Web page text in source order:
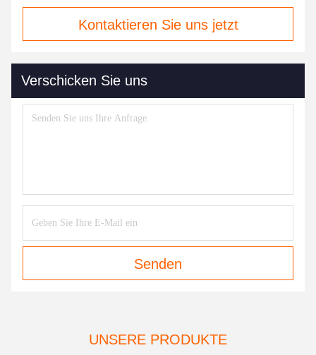
Kontaktieren Sie uns jetzt
Verschicken Sie uns
Senden
UNSERE PRODUKTE